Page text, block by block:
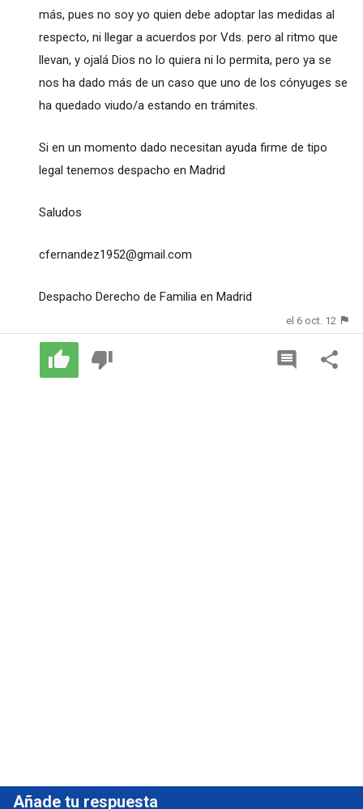
más, pues no soy yo quien debe adoptar las medidas al
respecto, ni llegar a acuerdos por Vds. pero al ritmo que
llevan, y ojalá Dios no lo quiera ni lo permita, pero ya se
nos ha dado más de un caso que uno de los cónyuges se
ha quedado viudo/a estando en trámites.
Si en un momento dado necesitan ayuda firme de tipo
legal tenemos despacho en Madrid
Saludos
cfernandez1952@gmail.com
Despacho Derecho de Familia en Madrid
el 6 oct. 12
Añade tu respuesta